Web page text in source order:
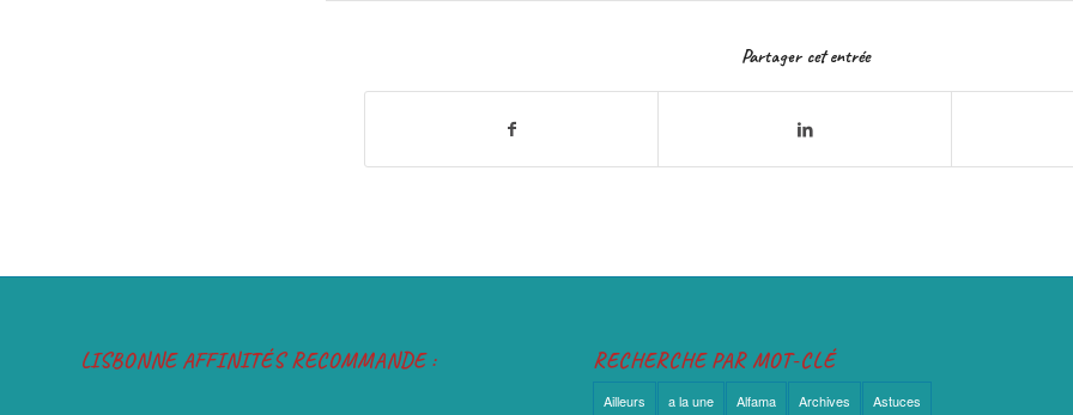
Partager cet entrée
LISBONNE AFFINITÉS RECOMMANDE : RECHERCHE PAR MOT-CLÉ
Ailleurs a la une Alfama Archives Astuces